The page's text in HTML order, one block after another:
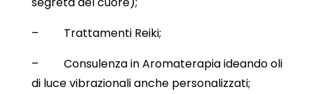
– Trattamenti Reiki;
– Consulenza in Aromaterapia ideando oli
di luce vibrazionali anche personalizzati;